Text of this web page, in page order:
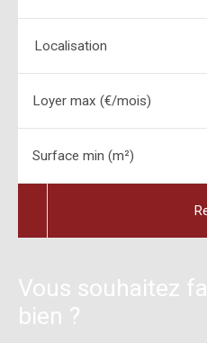
Localisation
Loyer max (€/mois)
Surface min (m²)
Vous souhaitez
bien ?